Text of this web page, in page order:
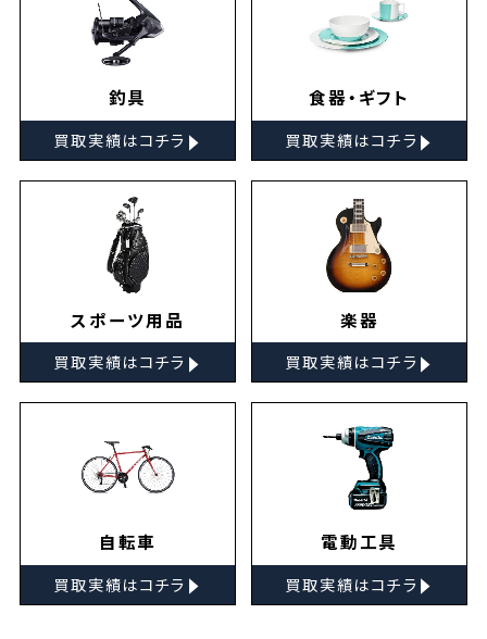
釣具
買取実績はコチラ ▸
食器・ギフト
買取実績はコチラ ▸
スポーツ用品
買取実績はコチラ ▸
楽器
買取実績はコチラ ▸
自転車
買取実績はコチラ ▸
電動工具
買取実績はコチラ ▸